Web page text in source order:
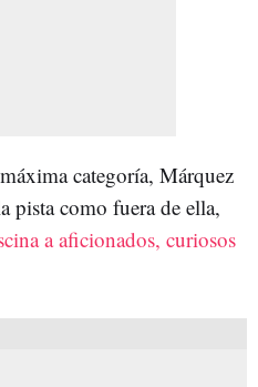
categoría, Márquez
pista como fuera de ella,
a aficionados, curiosos